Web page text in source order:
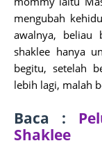
mengubah
awalnya, beliau
shaklee hanya
begitu, setelah
lebih lagi, malah
Baca :
Shaklee